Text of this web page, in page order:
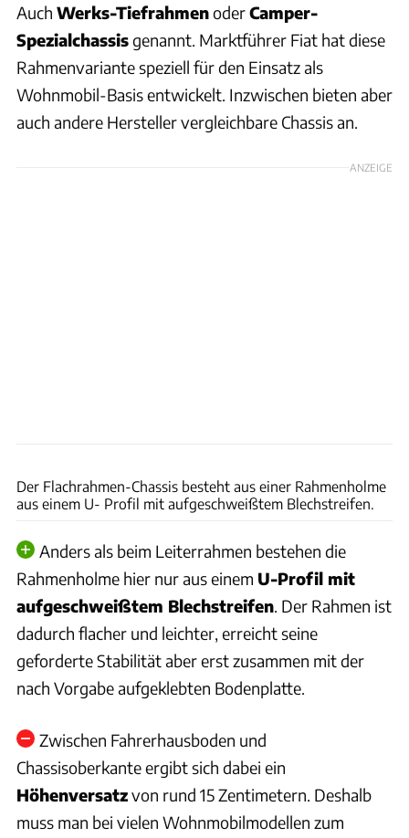
Auch Werks-TiefrahmenoderCamper-
Spezialchassisgenannt. Marktführer Fiat hat diese
Rahmenvariante speziell für den Einsatz als
Wohnmobil-Basis entwickelt. Inzwischen bieten aber
auch andere Hersteller vergleichbare Chassis an.
ANZEIGE
Der Flachrahmen-Chassis besteht aus einer Rahmenholme
aus einem U- Profil mit aufgeschweißtem Blechstreifen.
Anders als beim Leiterrahmen bestehen die
Rahmenholme hier nur aus einem U-Profil mit
aufgeschweißtem Blechstreifen. Der Rahmen ist
dadurch flacher und leichter, erreicht seine
geforderte Stabilität aber erst zusammen mit der
nach Vorgabe aufgeklebten Bodenplatte.
Zwischen Fahrerhausboden und
Chassisoberkante ergibt sich dabei ein
Höhenversatzvon rund 15 Zentimetern. Deshalb
muss man bei vielen Wohnmobilmodellen zum